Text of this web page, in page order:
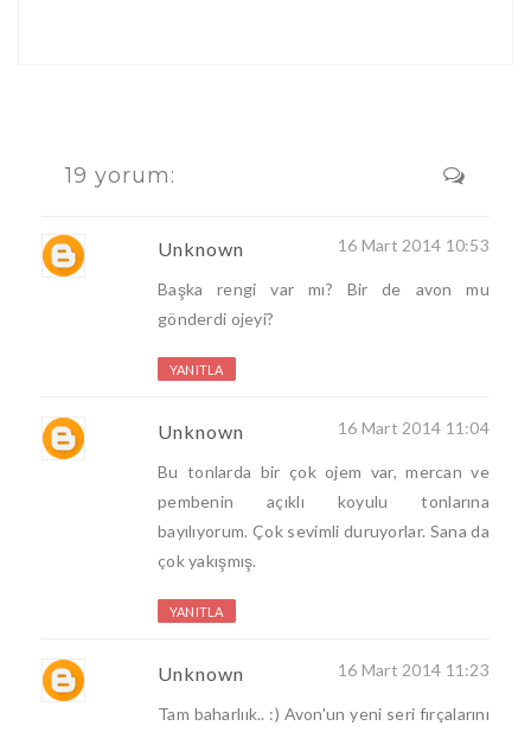
19 yorum:
Unknown 16 Mart 2014 10:53
Başka rengi var mı? Bir de avon mu
gönderdi ojeyi?
YANITLA
Unknown 16 Mart 2014 11:04
Bu tonlarda bir çok ojem var, mercan ve
pembenin açıklı koyulu tonlarına
bayılıyorum. Çok sevimli duruyorlar. Sana da
çok yakışmış.
YANITLA
Unknown 16 Mart 2014 11:23
Tam baharlıık.. :) Avon'un yeni seri fırçalarını